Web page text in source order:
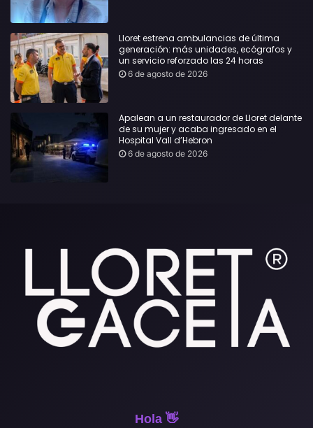
Lloret estrena ambulancias de última
generación: más unidades, ecógrafos y
un servicio reforzado las 24 horas
6 de agosto de 2026
Apalean a un restaurador de Lloret delante
de su mujer y acaba ingresado en el
Hospital Vall d’Hebron
6 de agosto de 2026
Hola 👋